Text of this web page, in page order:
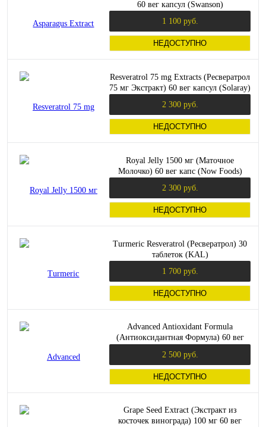
60 вег капсул (Swanson)
1 100 руб.
НЕДОСТУПНО
Resveratrol 75 mg Extracts (Ресвератрол
75 мг Экстракт) 60 вег капсул (Solaray)
2 300 руб.
НЕДОСТУПНО
Royal Jelly 1500 мг (Маточное
Молочко) 60 вег капс (Now Foods)
2 300 руб.
НЕДОСТУПНО
Turmeric Resveratrol (Ресвератрол) 30
таблеток (KAL)
1 700 руб.
НЕДОСТУПНО
Advanced Antioxidant Formula
(Антиоксидантная Формула) 60 вег
2 500 руб.
НЕДОСТУПНО
Grape Seed Extract (Экстракт из
косточек винограда) 100 мг 60 вег